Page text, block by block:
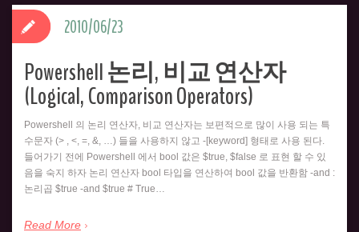
Powershell 논리, 비교 연산자
(Logical, Comparison Operators)
Powershell 의 논리 연산자, 비교 연산자는 보편적으로 많이 사용 되는 특
수문자 (> , <, =, &, …) 들을 사용하지 않고 -[keyword] 형태로 사용 된다.
들어가기 전에 Powershell 에서 bool 값은 $true, $false 로 표현 할 수 있
음을 숙지 하자 논리 연산자 bool 타입을 연산하여 bool 값을 반환함 -and :
논리곱 $true -and $true # True…
Read More
2010/06/23